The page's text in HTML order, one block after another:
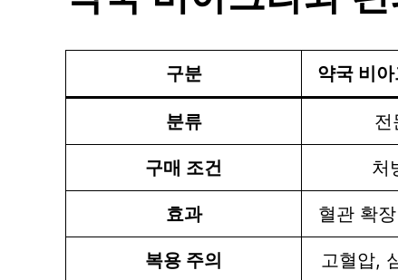
구분 약국 비
분류 전
구매 조건 처
효과 혈관 확
복용 주의 고혈압,